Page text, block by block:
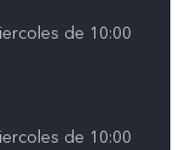
de 10:00
de 10:00